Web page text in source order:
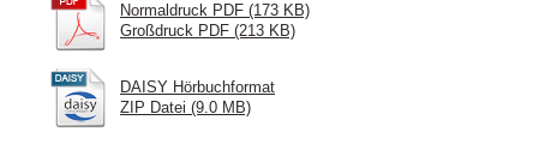
Normaldruck PDF (173 KB)
Großdruck PDF (213 KB)
DAISY Hörbuchformat
ZIP Datei (9.0 MB)